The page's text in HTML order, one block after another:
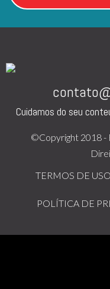
Cuidamos do seu
©Copyright 2018 -
TERMOS DE USO
POLÍTICA DE